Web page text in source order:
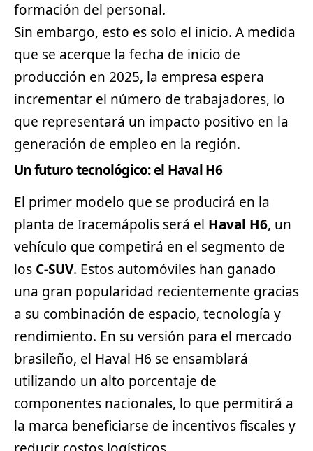
formación del personal.
Sin embargo, esto es solo el inicio. A medida
que se acerque la fecha de inicio de
producción en 2025, la empresa espera
incrementar el número de trabajadores, lo
que representará un impacto positivo en la
generación de empleo en la región.
Un futuro tecnológico: el Haval H6
El primer modelo que se producirá en la
planta de Iracemápolis será el Haval H6, un
vehículo que competirá en el segmento de
los C-SUV. Estos automóviles han ganado
una gran popularidad recientemente gracias
a su combinación de espacio, tecnología y
rendimiento. En su versión para el mercado
brasileño, el Haval H6 se ensamblará
utilizando un alto porcentaje de
componentes nacionales, lo que permitirá a
la marca beneficiarse de incentivos fiscales y